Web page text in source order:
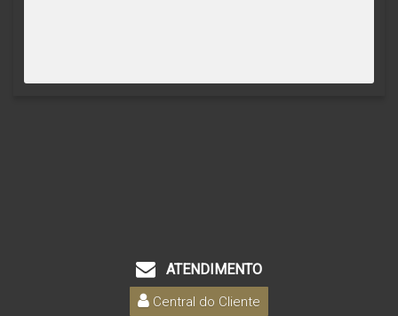
ATENDIMENTO
Central do Cliente